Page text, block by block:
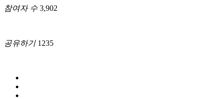
참여자 수3,902
공유하기1235